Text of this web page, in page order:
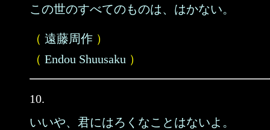
この世のすべてのものは、はかない。
（ 遠藤周作 ）
（ Endou Shuusaku ）
10.
いいや、君にはろくなことはないよ。